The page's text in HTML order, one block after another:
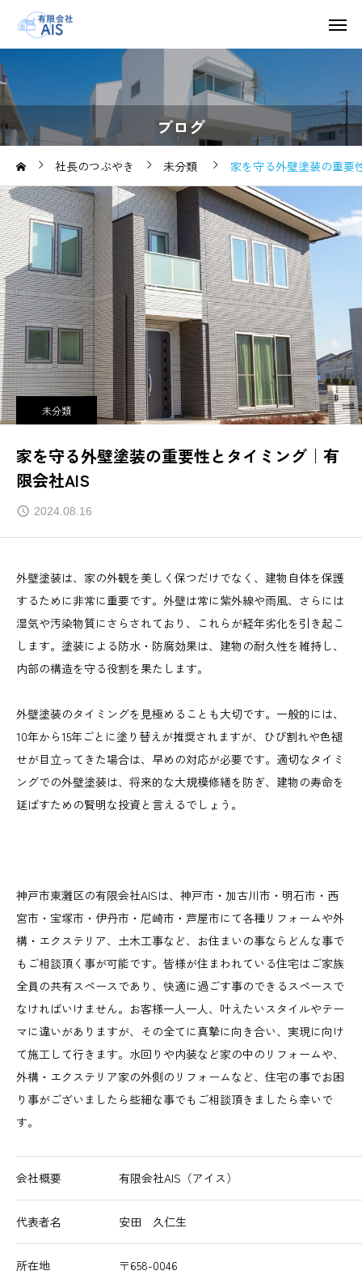
ブログ
社長のつぶやき 未分類 家を守る外壁塗装の重要
未分類
家を守る外壁塗装の重要性とタイミング｜有
限会社AIS
2024.08.16
外壁塗装は、家の外観を美しく保つだけでなく、建物自体を保護
するために非常に重要です。外壁は常に紫外線や雨風、さらには
湿気や汚染物質にさらされており、これらが経年劣化を引き起こ
します。塗装による防水・防腐効果は、建物の耐久性を維持し、
内部の構造を守る役割を果たします。
外壁塗装のタイミングを見極めることも大切です。一般的には、
10年から15年ごとに塗り替えが推奨されますが、ひび割れや色褪
せが目立ってきた場合は、早めの対応が必要です。適切なタイミ
ングでの外壁塗装は、将来的な大規模修繕を防ぎ、建物の寿命を
延ばすための賢明な投資と言えるでしょう。
神戸市東灘区の有限会社AISは、神戸市・加古川市・明石市・西
宮市・宝塚市・伊丹市・尼崎市・芦屋市にて各種リフォームや外
構・エクステリア、土木工事など、お住まいの事ならどんな事で
もご相談頂く事が可能です。皆様が住まわれている住宅はご家族
全員の共有スペースであり、快適に過ごす事のできるスペースで
なければいけません。お客様一人一人、叶えたいスタイルやテー
マに違いがありますが、その全てに真摯に向き合い、実現に向け
て施工して行きます。水回りや内装など家の中のリフォームや、
外構・エクステリア家の外側のリフォームなど、住宅の事でお困
り事がございましたら些細な事でもご相談頂きましたら幸いで
す。
会社概要 有限会社AIS（アイス）
代表者名 安田 久仁生
所在地
〒658-0046